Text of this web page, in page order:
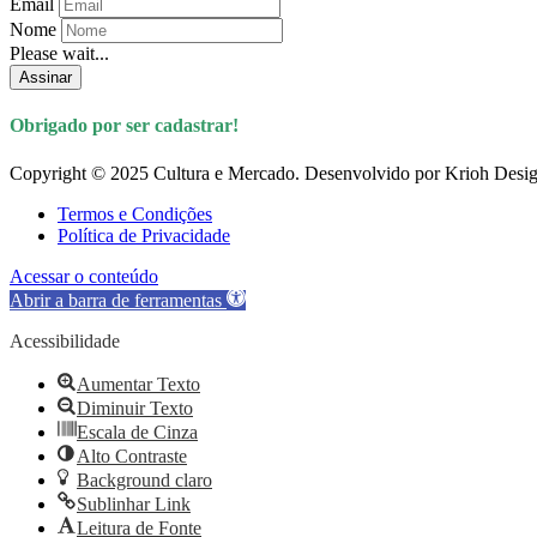
Email
Nome
Please wait...
Assinar
Obrigado por ser cadastrar!
Copyright © 2025 Cultura e Mercado. Desenvolvido por Krioh
Termos e Condições
Política de Privacidade
Acessar o conteúdo
Abrir a barra de ferramentas
Acessibilidade
Aumentar Texto
Diminuir Texto
Escala de Cinza
Alto Contraste
Background claro
Sublinhar Link
Leitura de Fonte